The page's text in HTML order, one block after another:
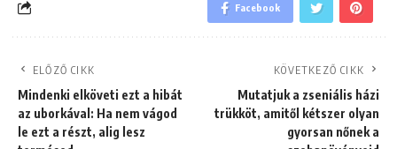
Facebook
ELŐZŐ CIKK
Mindenki elköveti ezt a hibát
az uborkával: Ha nem vágod
le ezt a részt, alig lesz
KÖVETKEZŐ CIKK
Mutatjuk a zseniális házi
trükköt, amitől kétszer olyan
gyorsan nőnek a